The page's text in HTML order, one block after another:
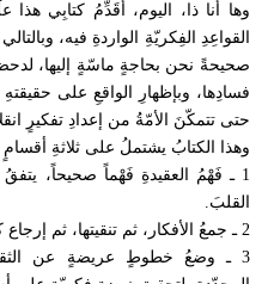
وها أنا ذا، اليوم، أُقَدِّمُ كتابِي
القواعِدِ الفِكريّةِ الواردةِ فيه،
صحيحةً نحن بحاجةٍ ماسّةٍ إليها، لدحضِ
فسادِها، وبإظهارِ الواقعِ على
حتى تتمكّنَ الأمّةُ من إعدادِ تفكيرٍ
وهذا الكتابُ يشتملُ على ثلاثةِ أقسامٍ
1 ـ فَهْمُ العقيدةِ فَهْماً صحيحاً،
القلبَ.
2 ـ جمعُ الأفكار، ثم تنقيتها، ثم إرجاع كُلِّ فكر إلى مصدرهِ ومنشئهِ.
3 ـ وضعُ خطوطٍ عريضةٍ عن